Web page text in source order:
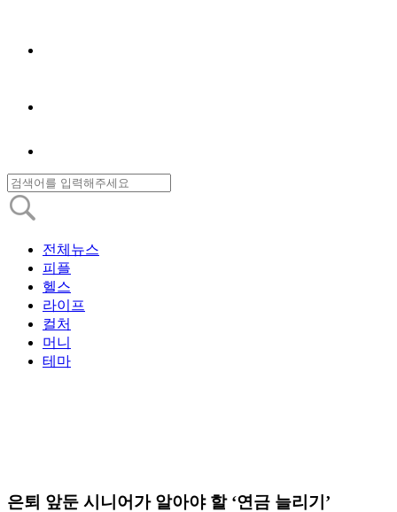
전체뉴스
피플
헬스
라이프
컬처
머니
테마
은퇴 앞둔 시니어가 알아야 할 ‘연금 늘리기’